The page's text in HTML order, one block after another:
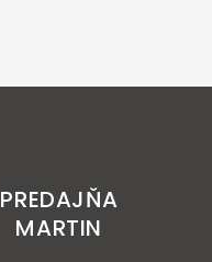
PREDAJŇA
MARTIN